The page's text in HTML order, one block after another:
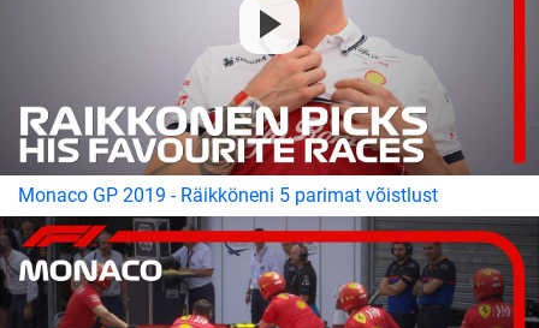
Monaco GP 2019 - Räikköneni 5 parimat võistlust